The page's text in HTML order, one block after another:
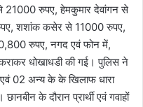
21000 रुपए, हेमकुमार देवांगन से
शशांक कसेर से 11000 रुपए,
रुपए, नगद एवं फोन में,
धोखाधडी की गई। पुलिस ने
एवं 02 अन्य के के खिलाफ धारा
के दौरान प्रार्थी एवं गवाहों